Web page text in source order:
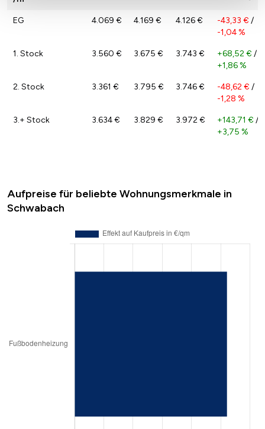
EG 4.069 € 4.169 € 4.126 € -43,33 € /
-1,04 %
1. Stock 3.560 € 3.675 € 3.743 € +68,52 € /
+1,86 %
2. Stock 3.361 € 3.795 € 3.746 € -48,62 € /
-1,28 %
3.+ Stock 3.634 € 3.829 € 3.972 € +143,71 € /
+3,75 %
Aufpreise für beliebte Wohnungsmerkmale in
Schwabach